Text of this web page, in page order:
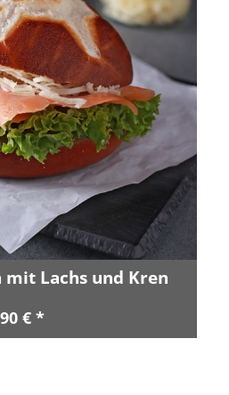
Lachs und Kren
€ *